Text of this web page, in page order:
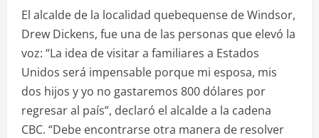
El alcalde de la localidad quebequense de Windsor,
Drew Dickens, fue una de las personas que elevó la
voz: “La idea de visitar a familiares a Estados
Unidos será impensable porque mi esposa, mis
dos hijos y yo no gastaremos 800 dólares por
regresar al país”, declaró el alcalde a la cadena
CBC. “Debe encontrarse otra manera de resolver